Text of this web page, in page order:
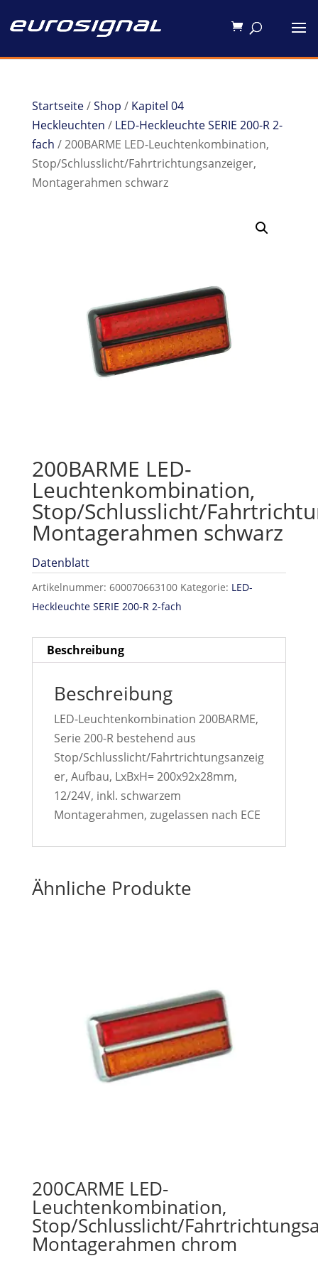
Startseite/Shop / Kapitel 04
Heckleuchten / LED-Heckleuchte SERIE 200-R 2-
fach / 200BARME LED-Leuchtenkombination,
Stop/Schlusslicht/Fahrtrichtungsanzeiger,
Montagerahmen schwarz
200BARME LED-
Leuchtenkombination,
Stop/Schlusslicht/
Montagerahmen schwarz
Datenblatt
Artikelnummer: 600070663100 Kategorie: LED-
Heckleuchte SERIE 200-R 2-fach
Beschreibung
Beschreibung
LED-Leuchtenkombination 200BARME,
Serie 200-R bestehend aus
Stop/Schlusslicht/Fahrtrichtungsanzeig
er, Aufbau, LxBxH= 200x92x28mm,
12/24V, inkl. schwarzem
Montagerahmen, zugelassen nach ECE
Ähnliche Produkte
200CARME LED-
Leuchtenkombination,
Stop/Schlusslicht/
Montagerahmen chrom